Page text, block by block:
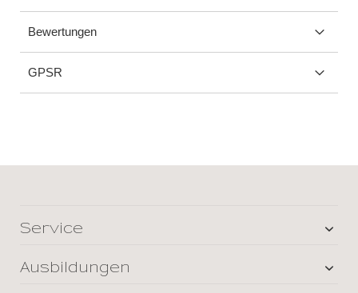
Bewertungen
GPSR
Service
Ausbildungen